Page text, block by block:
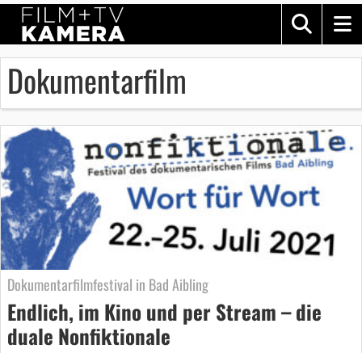
Dokumentarfilm
Dokumentarfilmfestival in Bad Aibling
Endlich, im Kino und per Stream – die
duale Nonfiktionale